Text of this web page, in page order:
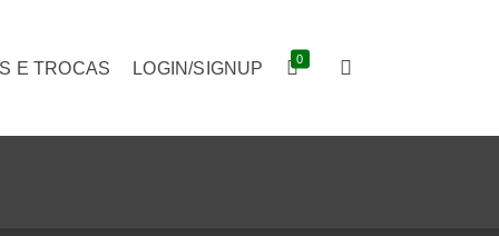
E TROCAS LOGIN/SIGNUP 0